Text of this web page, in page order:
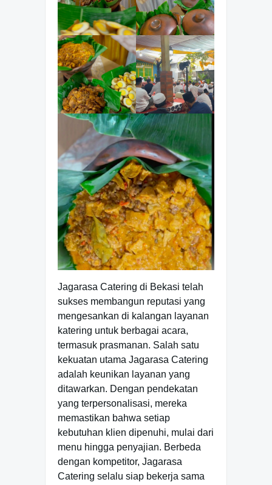
Jagarasa Catering di Bekasi telah
sukses membangun reputasi yang
mengesankan di kalangan layanan
katering untuk berbagai acara,
termasuk prasmanan. Salah satu
kekuatan utama Jagarasa Catering
adalah keunikan layanan yang
ditawarkan. Dengan pendekatan
yang terpersonalisasi, mereka
memastikan bahwa setiap
kebutuhan klien dipenuhi, mulai dari
menu hingga penyajian. Berbeda
dengan kompetitor, Jagarasa
Catering selalu siap bekerja sama